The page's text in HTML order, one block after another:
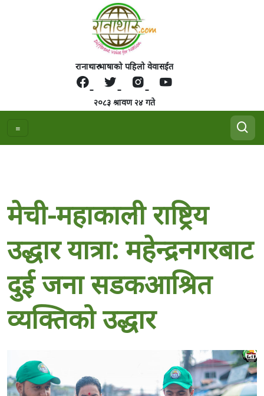
रानाथारु भाषाको पहिलो वेवासईत
२०८३ श्रावण २४ गते
मेची-महाकाली राष्ट्रिय
उद्धार यात्रा: महेन्द्रनगरबाट
दुई जना सडकआश्रित
व्यक्तिको उद्धार